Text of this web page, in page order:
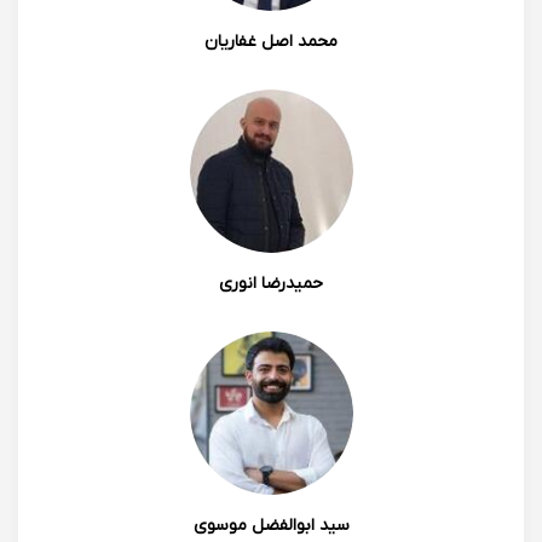
محمد اصل غفاریان
حمیدرضا انوری
سید ابوالفضل موسوی